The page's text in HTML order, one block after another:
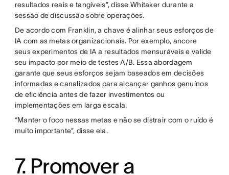
resultados reais e tangíveis”, disse Whitaker durante a
sessão de discussão sobre operações.
De acordo com Franklin, a chave é alinhar seus esforços de
IA com as metas organizacionais. Por exemplo, ancore
seus experimentos de IA a resultados mensuráveis e valide
seu impacto por meio de testes A/B. Essa abordagem
garante que seus esforços sejam baseados em decisões
informadas e canalizados para alcançar ganhos genuínos
de eficiência antes de fazer investimentos ou
implementações em larga escala.
“Manter o foco nessas metas e não se distrair com o ruído é
muito importante”, disse ela.
7. Promover a